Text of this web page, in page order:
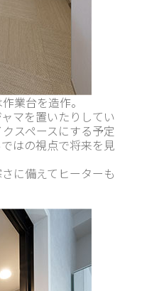
業台を造作。
マを置いたりしてい
スペースにする予定
はの視点で将来を見
に備えてヒーターも